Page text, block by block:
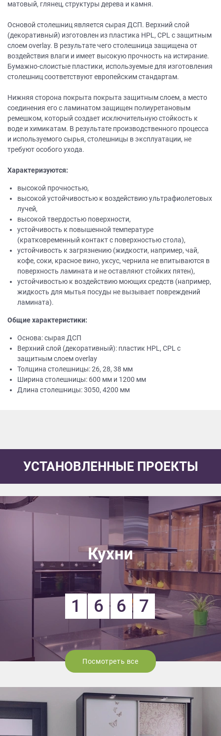
матовый, глянец, структуры дерева и камня.
Основой столешниц является сырая ДСП. Верхний слой
(декоративный) изготовлен из пластика HPL, CPL с защитным
слоем overlay. В результате чего столешница защищена от
воздействия влаги и имеет высокую прочность на истирание.
Бумажно-слоистые пластики, используемые для изготовления
столешниц соответствуют европейским стандартам.
Нижняя сторона покрыта покрыта защитным слоем, а место
соединения его с ламинатом защищен полиуретановым
ремешком, который создает исключительную стойкость к
воде и химикатам. В результате производственного процесса
и используемого сырья, столешницы в эксплуатации, не
требуют особого ухода.
Характеризуются:
высокой прочностью,
высокой устойчивостью к воздействию ультрафиолетовых
лучей,
высокой твердостью поверхности,
устойчивость к повышенной температуре
(кратковременный контакт с поверхностью стола),
устойчивость к загрязнению (жидкости, например, чай,
кофе, соки, красное вино, уксус, чернила не впитываются в
поверхность ламината и не оставляют стойких пятен),
устойчивостью к воздействию моющих средств (например,
жидкость для мытья посуды не вызывает повреждений
ламината).
Общие характеристики:
Основа: сырая ДСП
Верхний слой (декоративный): пластик HPL, CPL с
защитным слоем overlay
Толщина столешницы: 26, 28, 38 мм
Ширина столешницы: 600 мм и 1200 мм
Длина столешницы: 3050, 4200 мм
УСТАНОВЛЕННЫЕ ПРОЕКТЫ
Кухни
1 6 6 7
Посмотреть все